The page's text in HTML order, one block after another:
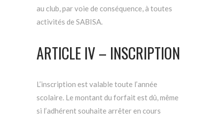
au club, par voie de conséquence, à toutes
activités de SABISA.
ARTICLE IV – INSCRIPTION
L’inscription est valable toute l’année
scolaire. Le montant du forfait est dû, même
si l’adhérent souhaite arrêter en cours